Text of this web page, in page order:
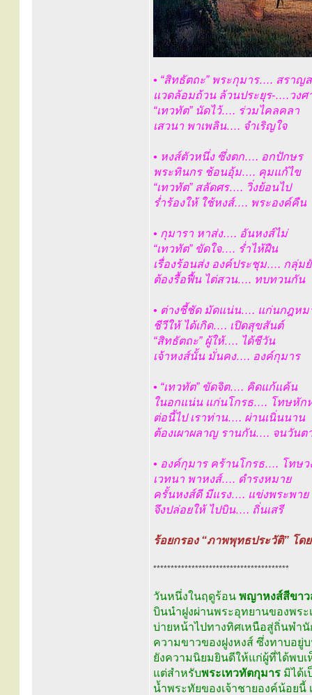
• “สิทธัตถะ” พระกุมาร…. สราญ
แวดล้อมถ้วน ล้วนประยุร-….วงศ
“เทวทัต” นัดไว้…. ร่วมไคลคลา
เสวนา พาเพลิน…. จำเริญใจ
• หงส์ตัวหนึ่ง ซึ่งตก…. อกปักษร
พระทินกร ช้อนอุ้ม…. คุมแก้ไข
“เทวทัต” สลัดศร…. วิ่งย้อนไป
ร่ำร้องให้ ใช้หงส์…. พระองค์คืน
• กุมารา หาส่ง…. อันหงส์ไม่
“เทวทัต” ขัดใจ…. ร่ำไห้ฝืน
เรื่องร้อนส่ง องค์ประชุม…. กลุ่ม
ต้องรื้อฟื้น ไต่สวน…. ทบทวนกัน
• ต่างชี้ชัด มัดแน่น…. แก่นกฎหม
ชีวีให้ ได้เกิด…. เปิดสุขสันต์
“สิทธัตถะ” ผู้ให้…. ได้ชีวัน
เจ้าหงส์นั้น มั่นคง…. องค์กุมาร
• “เทวทัต” ขัดจิต…. คิดแก้แค้น
ในอกแน่น แก่นโกรธ…. โทษหัก
ต่อนี้ไป เราท่าน…. ผ่านเนิ่นนาน
ต้องเผาผลาญ รานกัน…. จนวันต
• องค์กุมาร คร้านโกรธ…. โทษว
เวทนา พาหงส์…. ดำรงหมาย
ครั้นหงส์ดี มีแรง…. แข่งพระพาย
จึงปล่อยให้ ไปบิน…. ถิ่นเสรี
ร้อยกรอง “ภาพพุทธประวัติ” โด
***************************************
วันหนึ่งในฤดูร้อน พญาหงส์สีขาว
บินนำฝูงผ่านพระอุทยานของพระ
บ่ายหน้าไปทางทิศเหนือสู่ถิ่นพำ
ความขาวของฝูงหงส์ ซึ่งทาบอยู่
ยังความนิยมยินดีให้แก่ผู้ที่ได้พบเ
แต่สำหรับพระเทวทัตกุมาร มิได้
น้ำพระทัยของเจ้าชายองค์น้อยนี้